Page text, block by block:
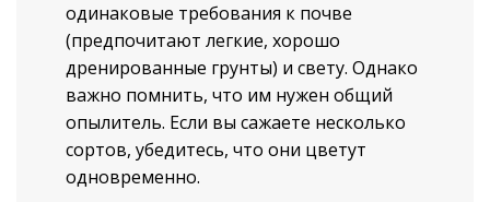
одинаковые требования к почве
(предпочитают легкие, хорошо
дренированные грунты) и свету. Однако
важно помнить, что им нужен общий
опылитель. Если вы сажаете несколько
сортов, убедитесь, что они цветут
одновременно.